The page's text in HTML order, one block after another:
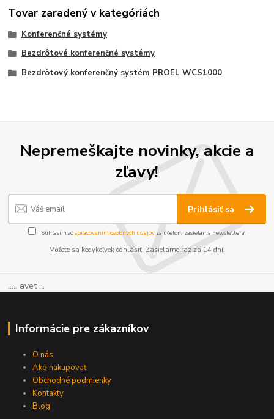
Tovar zaradený v kategóriách
Konferenčné systémy
Bezdrôtové konferenčné systémy
Bezdrôtový konferenčný systém PROEL WCS1000
Nepremeškajte novinky, akcie a
zľavy!
Prihlásiť sa
Súhlasím sospracovaním osobných údajov za účelom zasielania newslettera.
Môžete sa kedykoľvek odhlásiť. Zasielame raz za 14 dní.
..... avet ...
Informácie pre zákazníkov
O nás
Ako nakupovať
Obchodné podmienky
Kontakty
Blog